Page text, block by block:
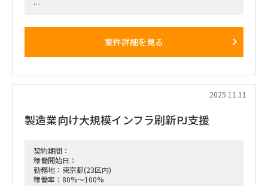
・社内情報システムのインフラの不具合への恒久対策の検討・
自家発電（大型UPS)
TV会議装置、監視カメラ、無線LANなど
体制：2名＋今回の募集枠の方
稼働開始日：2026年1月中旬もしくは下旬から開始予定
案件詳細を見る
2025.11.11
製造業向け大規模インフラ刷新PJ支援
契約期間：
稼働開始日：
勤務地：東京都(23区内)
稼働率：80%～100%